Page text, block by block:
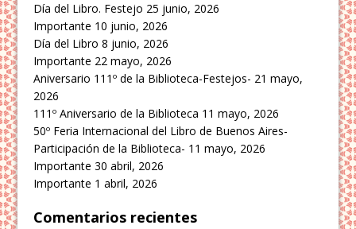
Día del Libro. Festejo 25 junio, 2026
Importante 10 junio, 2026
Día del Libro 8 junio, 2026
Importante 22 mayo, 2026
Aniversario 111º de la Biblioteca-Festejos- 21 mayo,
2026
111º Aniversario de la Biblioteca 11 mayo, 2026
50º Feria Internacional del Libro de Buenos Aires-
Participación de la Biblioteca- 11 mayo, 2026
Importante 30 abril, 2026
Importante 1 abril, 2026
Comentarios recientes